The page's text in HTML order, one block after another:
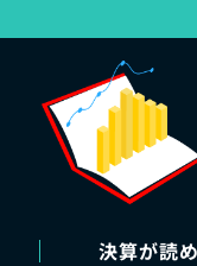
決算が読